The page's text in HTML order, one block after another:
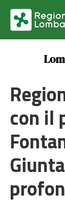
con il